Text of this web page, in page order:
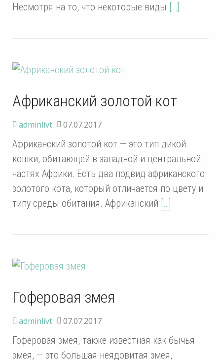
Несмотря на то, что некоторые виды […]
Африканский золотой кот
adminlivt 07.07.2017
Африканский золотой кот — это тип дикой
кошки, обитающей в западной и центральной
частях Африки. Есть два подвид африканского
золотого кота, который отличается по цвету и
типу среды обитания. Африканский […]
Гоферовая змея
adminlivt 07.07.2017
Гоферовая змея, также известная как бычья
змея, — это большая неядовитая змея,